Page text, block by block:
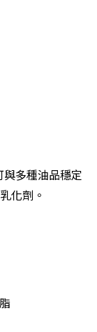
多種油品穩定
化劑。